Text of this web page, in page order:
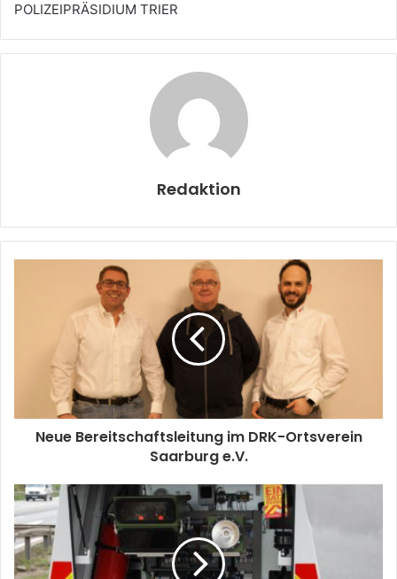
POLIZEIPRÄSIDIUM TRIER
Redaktion
Neue Bereitschaftsleitung im DRK-Ortsverein
Saarburg e.V.